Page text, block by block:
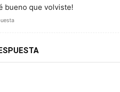
bueno que volviste!